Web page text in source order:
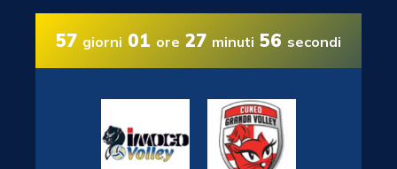
57 giorni 01 ore 27 minuti 55 secondi